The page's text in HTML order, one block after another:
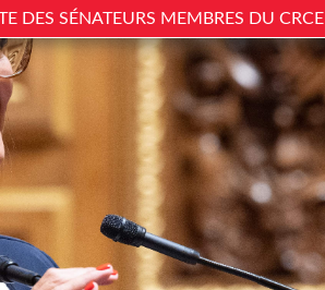
DES SÉNATEURS MEMBRES DU CRCE